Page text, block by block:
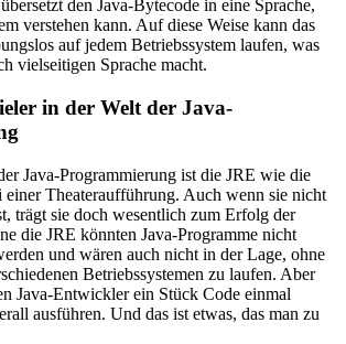
den Java-Bytecode in eine Sprache,
verstehen kann. Auf diese Weise kann das
auf jedem Betriebssystem laufen, was
vielseitigen Sprache macht.
in der Welt der Java-
Java-Programmierung ist die JRE wie die
einer Theateraufführung. Auch wenn sie nicht
trägt sie doch wesentlich zum Erfolg der
die JRE könnten Java-Programme nicht
und wären auch nicht in der Lage, ohne
Betriebssystemen zu laufen. Aber
Java-Entwickler ein Stück Code einmal
ausführen. Und das ist etwas, das man zu